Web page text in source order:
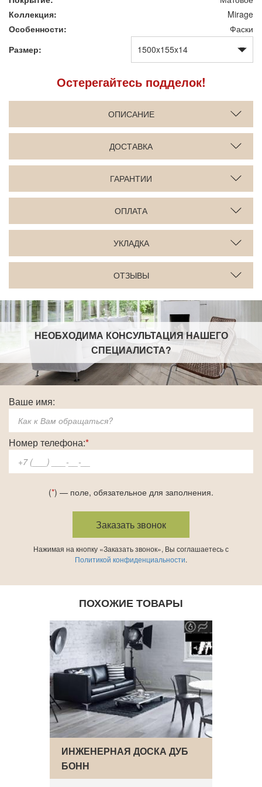
Коллекция:
Mirage
Особенности:
Фаски
Размер:
Остерегайтесь подделок!
ОПИСАНИЕ
ДОСТАВКА
ГАРАНТИИ
ОПЛАТА
УКЛАДКА
ОТЗЫВЫ
НЕОБХОДИМА КОНСУЛЬТАЦИЯ НАШЕГО
СПЕЦИАЛИСТА?
Ваше имя:
Номер телефона:*
(*) — поле, обязательное для заполнения.
Нажимая на кнопку «Заказать звонок», Вы соглашаетесь с
Политикой конфиденциальности.
ПОХОЖИЕ ТОВАРЫ
ИНЖЕНЕРНАЯ ДОСКА ДУБ
БОНН